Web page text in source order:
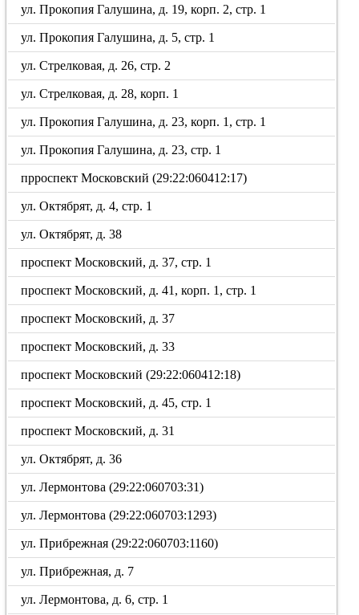
ул. Прокопия Галушина, д. 19, корп. 2, стр. 1
ул. Прокопия Галушина, д. 5, стр. 1
ул. Стрелковая, д. 26, стр. 2
ул. Стрелковая, д. 28, корп. 1
ул. Прокопия Галушина, д. 23, корп. 1, стр. 1
ул. Прокопия Галушина, д. 23, стр. 1
прроспект Московский (29:22:060412:17)
ул. Октябрят, д. 4, стр. 1
ул. Октябрят, д. 38
проспект Московский, д. 37, стр. 1
проспект Московский, д. 41, корп. 1, стр. 1
проспект Московский, д. 37
проспект Московский, д. 33
проспект Московский (29:22:060412:18)
проспект Московский, д. 45, стр. 1
проспект Московский, д. 31
ул. Октябрят, д. 36
ул. Лермонтова (29:22:060703:31)
ул. Лермонтова (29:22:060703:1293)
ул. Прибрежная (29:22:060703:1160)
ул. Прибрежная, д. 7
ул. Лермонтова, д. 6, стр. 1